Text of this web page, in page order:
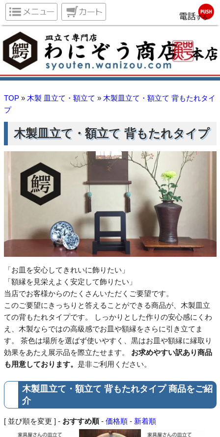
TOP» 木製 皿立て・額立て » 木製皿立て・額立て 背もたれタイ
プ
木製皿立て・額立て 背もたれタイプ
「お皿を安心してきれいに飾りたい」
「額縁を見栄えよく安定して飾りたい」
当店でお客様からのたくさんいただくご要望です。
このご要望にきっちりと答えることができる商品が、木製皿立
ての背もたれタイプです。 しっかりとした作りの安心感にくわ
え、木製ならではの高級感でお皿や額縁をさらに引き立てま
す。 茶色は場所を選ばず使いやすく、黒はお皿や額縁に縁取り
効果をあたえ展示品を際立たせます。 お求めやすい訳あり商品
も用意しております。 是非ご利用ください。
木製皿立て・額立て 背もたれタイプ 商品をご紹
介
[ 並び順を変更 ] - おすすめ順- 価格順- 新着順